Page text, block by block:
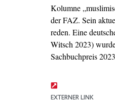
Kolumne
der FAZ. Sein
reden. Eine
Witsch 2023)
Sachbuchpreis
EXTERNER LINK